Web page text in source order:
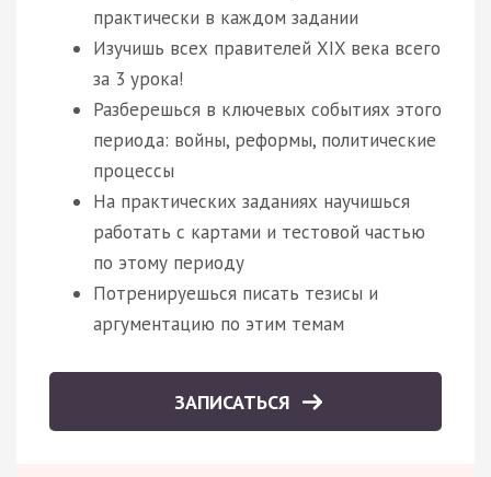
практически в каждом задании
Изучишь всех правителей XIX века всего
за 3 урока!
Разберешься в ключевых событиях этого
периода: войны, реформы, политические
процессы
На практических заданиях научишься
работать с картами и тестовой частью
по этому периоду
Потренируешься писать тезисы и
аргументацию по этим темам
ЗАПИСАТЬСЯ